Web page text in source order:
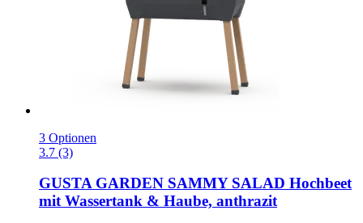
3 Optionen
3.7 (3)
GUSTA GARDEN SAMMY SALAD Hochbeet
mit Wassertank & Haube, anthrazit